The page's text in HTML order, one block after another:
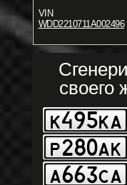
VIN
WDD2210711A002496
своего